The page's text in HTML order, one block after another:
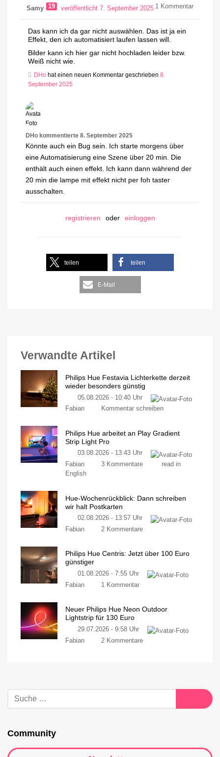
Samy 19 veröffentlicht 7. September 2025 1 Kommentar
Das kann ich da gar nicht auswählen. Das ist ja ein
Effekt, den ich automatisiert laufen lassen will.
Bilder kann ich hier gar nicht hochladen leider bzw.
Weiß nicht wie.
DHo hat einen neuen Kommentar geschrieben 8.
September 2025
DHo kommentierte 8. September 2025
Könnte auch ein Bug sein. Ich starte morgens über
eine Automatisierung eine Szene über 20 min. Die
enthält auch einen effekt. Ich kann dann während der
20 min die lampe mit effekt nicht per foh taster
ausschalten.
registrieren oder einloggen
teilen teilen
E-Mail
Verwandte Artikel
Philips Hue Festavia Lichterkette derzeit
wieder besonders günstig
05.08.2026 - 10:40 Uhr
Fabian
Kommentar schreiben
Philips Hue arbeitet an Play Gradient
Strip Light Pro
03.08.2026 - 13:43 Uhr
Fabian
3 Kommentare
read in
English
Hue-Wochenrückblick: Dann schreiben
wir halt Postkarten
02.08.2026 - 13:57 Uhr
Fabian
2 Kommentare
Philips Hue Centris: Jetzt über 100 Euro
günstiger
01.08.2026 - 7:55 Uhr
Fabian
1 Kommentar
Neuer Philips Hue Neon Outdoor
Lightstrip für 130 Euro
29.07.2026 - 9:58 Uhr
Fabian
2 Kommentare
Community